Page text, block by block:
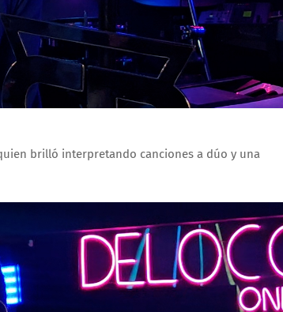
brilló interpretando canciones a dúo y una